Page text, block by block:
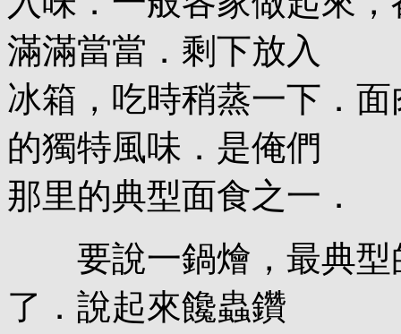
滿滿當當．剩下放入
冰箱，吃時稍蒸一下．
的獨特風味．是俺們
那里的典型面食之一．
要說一鍋燴，最典型
了．說起來饞蟲鑽